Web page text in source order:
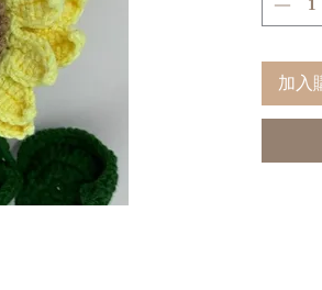
加入